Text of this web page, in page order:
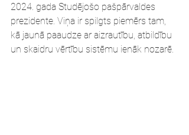
2024. gada Studējošo pašpārvaldes
prezidente. Viņa ir spilgts piemērs tam,
kā jaunā paaudze ar aizrautību, atbildību
un skaidru vērtību sistēmu ienāk nozarē.